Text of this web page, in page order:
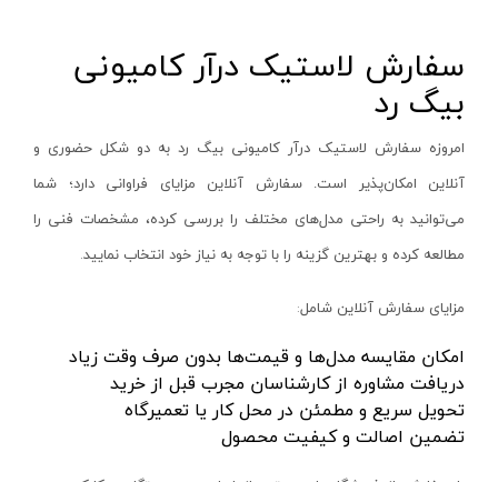
دریل و پیچ گوشتی سرکج
کابل بر شارژی
هویه شارژی
سشوار شارژی
حرارت سنج شارژی
کارواش و سمپاش شارژی
پیستوله شارژی
بلوور شارژی
سنباده شارژی
کارواش شارژی
هیوسان - Hyusan
جی سی بی - JCB
درمل - Dremel
برتر - Bartar
رصب - Rasb
اکتیو - Active
پی ام - P.M
اچ تی سی - HTC
وینکس - Winex
ازبست - EZBEST
سفید-سبز
نقره ای-مشکی
آبی ، قرمز ، سبز ، نارنجی
قرمز - نقره‌ای
گلد (GOLD)
آبی - مشکی
کرم - مشکی
نقره ای-قرمز-مشکی
مشکی-قرمز
سرمه ای - مشکی
سفارش لاستیک درآر کامیونی
بیگ رد
امروزه سفارش لاستیک درآر کامیونی بیگ رد به دو شکل حضوری و
آنلاین امکان‌پذیر است. سفارش آنلاین مزایای فراوانی دارد؛ شما
می‌توانید به راحتی مدل‌های مختلف را بررسی کرده، مشخصات فنی را
مطالعه کرده و بهترین گزینه را با توجه به نیاز خود انتخاب نمایید.
مزایای سفارش آنلاین شامل:
امکان مقایسه مدل‌ها و قیمت‌ها بدون صرف وقت زیاد
دریافت مشاوره از کارشناسان مجرب قبل از خرید
تحویل سریع و مطمئن در محل کار یا تعمیرگاه
تضمین اصالت و کیفیت محصول